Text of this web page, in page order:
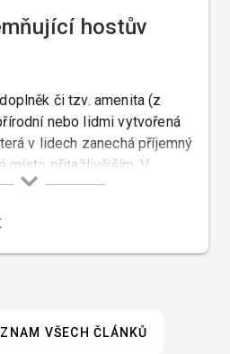
hostův
či tzv. amenita (z
nebo lidmi vytvořená
v lidech zanechá příjemný
místo přitažlivějším. V
a v ubytovacích provozech
VŠECH ČLÁNKŮ